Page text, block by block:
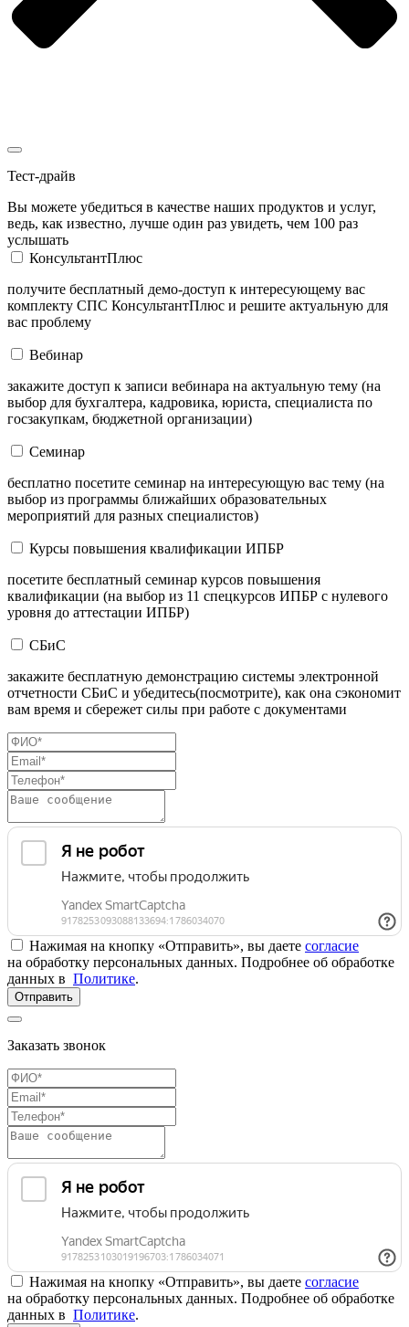
Тест-драйв
Вы можете убедиться в качестве наших продуктов и услуг,
ведь, как известно, лучше один раз увидеть, чем 100 раз
услышать
КонсультантПлюс
получите бесплатный демо-доступ к интересующему вас
комплекту СПС КонсультантПлюс и решите актуальную для
вас проблему
Вебинар
закажите доступ к записи вебинара на актуальную тему (на
выбор для бухгалтера, кадровика, юриста, специалиста по
госзакупкам, бюджетной организации)
Семинар
бесплатно посетите семинар на интересующую вас тему (на
выбор из программы ближайших образовательных
мероприятий для разных специалистов)
Курсы повышения квалификации ИПБР
посетите бесплатный семинар курсов повышения
квалификации (на выбор из 11 спецкурсов ИПБР с нулевого
уровня до аттестации ИПБР)
СБиС
закажите бесплатную демонстрацию системы электронной
отчетности СБиС и убедитесь(посмотрите), как она сэкономит
вам время и сбережет силы при работе с документами
Нажимая на кнопку «Отправить», вы даете согласие
на обработку персональных данных. Подробнее об обработке
данных в Политике.
Отправить
Заказать звонок
Нажимая на кнопку «Отправить», вы даете согласие
на обработку персональных данных. Подробнее об обработке
данных в Политике.